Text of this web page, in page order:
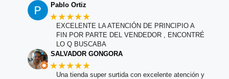
Pablo Ortiz
★★★★★
EXCELENTE LA ATENCIÓN DE PRINCIPIO A
FIN POR PARTE DEL VENDEDOR , ENCONTRÉ
LO Q BUSCABA
SALVADOR GONGORA
★★★★★
Una tienda super surtida con excelente atención y